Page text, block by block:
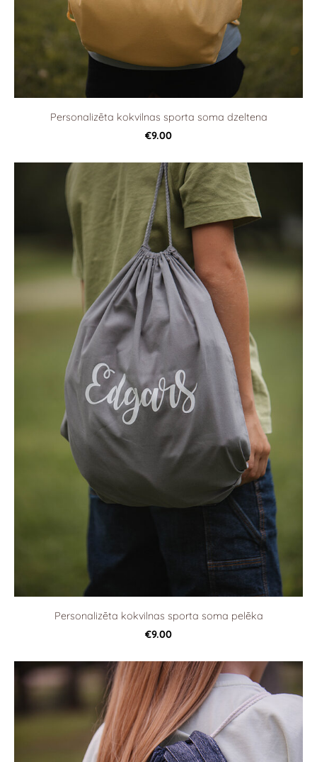
Personalizēta kokvilnas sporta soma dzeltena
€9.00
Personalizēta kokvilnas sporta soma pelēka
€9.00